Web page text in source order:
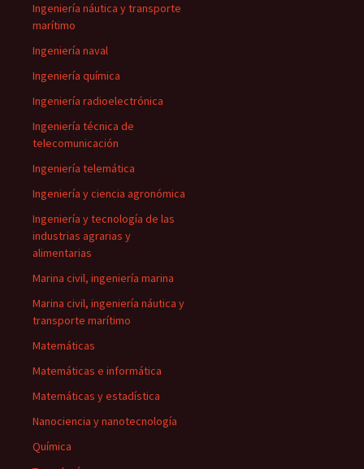
Ingeniería náutica y transporte
marítimo
Ingeniería naval
Ingeniería química
Ingeniería radioelectrónica
Ingeniería técnica de
telecomunicación
Ingeniería telemática
Ingeniería y ciencia agronómica
Ingeniería y tecnología de las
industrias agrarias y
alimentarias
Marina civil, ingeniería marina
Marina civil, ingeniería náutica y
transporte marítimo
Matemáticas
Matemáticas e informática
Matemáticas y estadística
Nanociencia y nanotecnología
Química